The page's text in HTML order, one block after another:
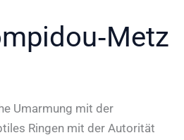
Umarmung mit der
Ringen mit der Autorität